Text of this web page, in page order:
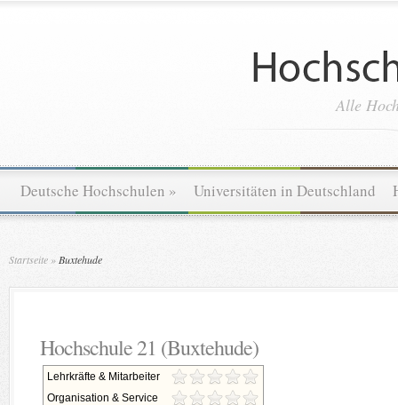
Alle
Deutsche Hochschulen » Universitäten in Deutschland
Startseite » Buxtehude
Hochschule 21 (Buxtehude)
Lehrkräfte & Mitarbeiter
Organisation & Service